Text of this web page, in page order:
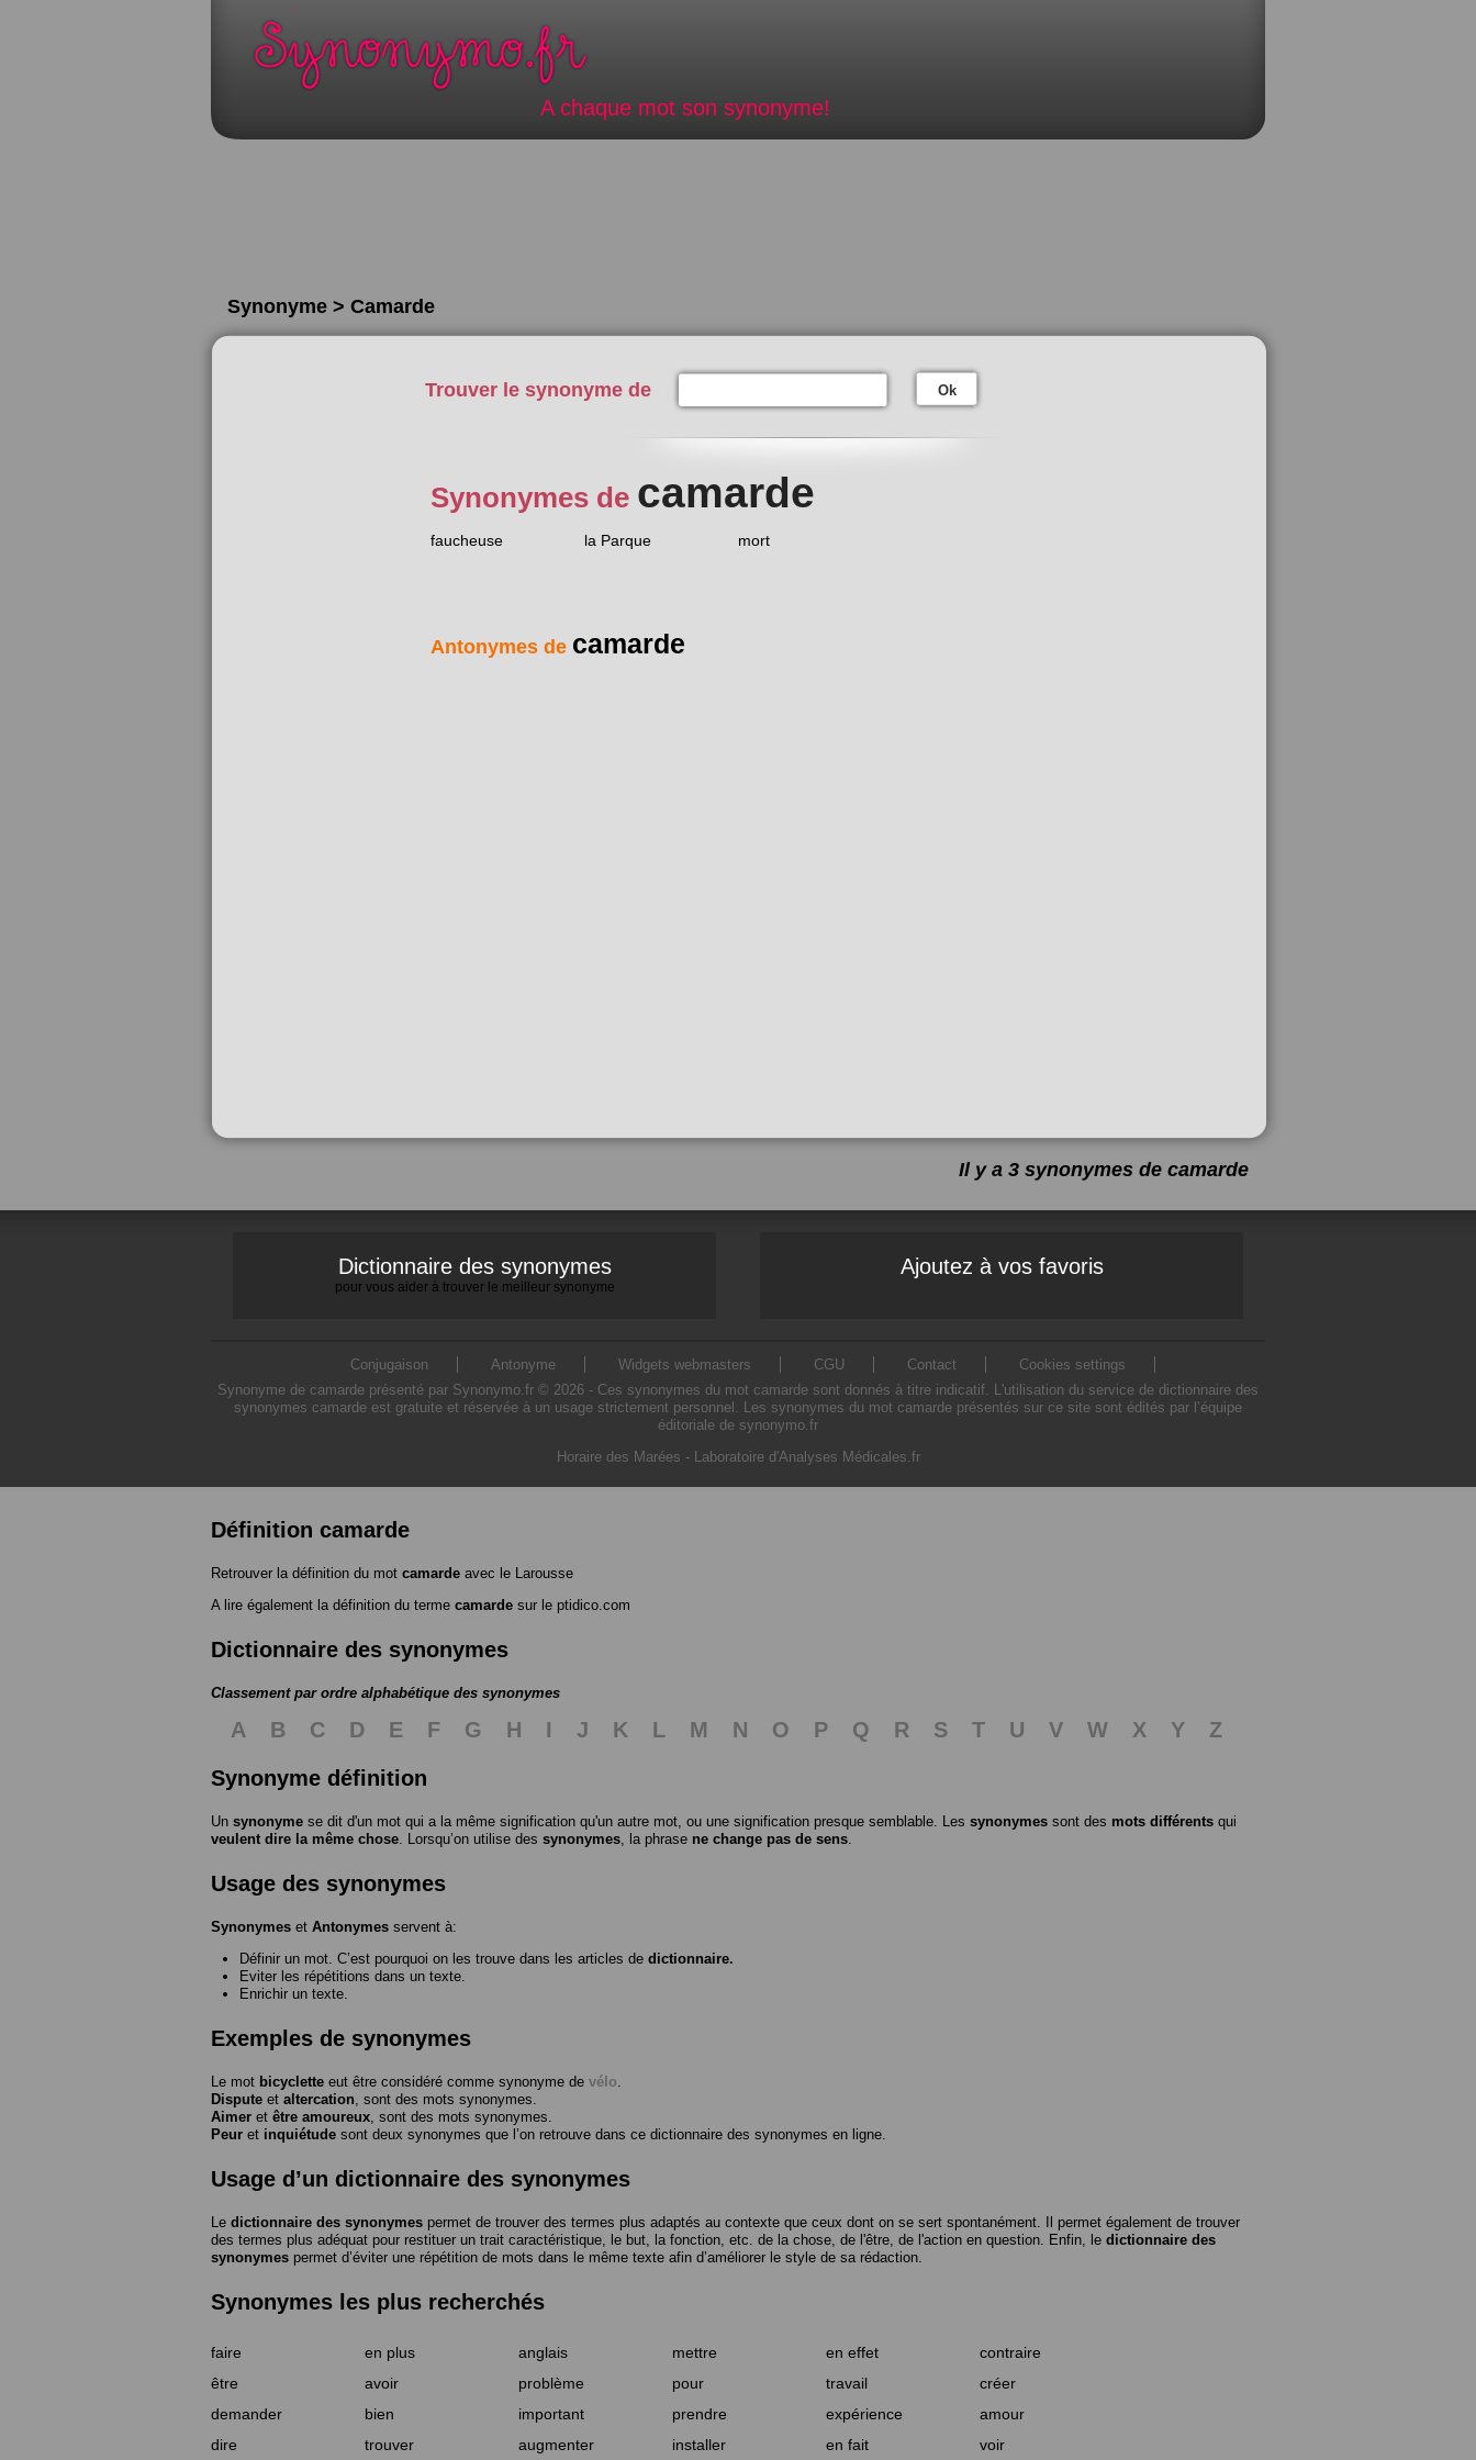
A chaque mot son synonyme!
Synonyme > Camarde
Trouver le synonyme de Ok
Synonymes de camarde
faucheuse la Parque mort
Antonymes de camarde
Il y a 3 synonymes de camarde
Dictionnaire des synonymes
pour vous aider à trouver le meilleur synonyme
Ajoutez à vos favoris
Conjugaison Antonyme Widgets webmasters CGU Contact
Cookies settings
Synonyme de camarde présenté par Synonymo.fr © 2026 - Ces synonymes du mot camarde sont donnés à titre indicatif. L'utilisation du service de dictionnaire des
synonymes camarde est gratuite et réservée à un usage strictement personnel. Les synonymes du mot camarde présentés sur ce site sont édités par l’équipe
éditoriale de synonymo.fr
Horaire des Marées - Laboratoire d'Analyses Médicales.fr
Définition camarde
Retrouver la définition du mot camarde avec le Larousse
A lire également la définition du terme camarde sur le ptidico.com
Dictionnaire des synonymes
Classement par ordre alphabétique des synonymes
A B C D E F G H I J K L M N O P Q R S T U V W X Y
Z
Synonyme définition
Un synonyme se dit d'un mot qui a la même signification qu'un autre mot, ou une signification presque semblable. Les synonymes sont des mots différents qui
veulent dire la même chose . Lorsqu’on utilise des synonymes , la phrase ne change pas de sens
Usage des synonymes
Synonymes et Antonymes servent à:
Définir un mot. C’est pourquoi on les trouve dans les articles de dictionnaire.
Eviter les répétitions dans un texte.
Enrichir un texte.
Exemples de synonymes
Le mot bicyclette eut être considéré comme synonyme de vélo
Dispute et altercation , sont des mots synonymes.
Aimer et être amoureux , sont des mots synonymes.
Peur et inquiétude sont deux synonymes que l’on retrouve dans ce dictionnaire des synonymes en ligne.
Usage d’un dictionnaire des synonymes
Le dictionnaire des synonymes permet de trouver des termes plus adaptés au contexte que ceux dont on se sert spontanément. Il permet également de trouver
des termes plus adéquat pour restituer un trait caractéristique, le but, la fonction, etc. de la chose, de l'être, de l'action en question. Enfin, le dictionnaire des
synonymes permet d’éviter une répétition de mots dans le même texte afin d’améliorer le style de sa rédaction.
Synonymes les plus recherchés
faire en plus anglais mettre en effet
contraire
être
avoir problème pour travail
créer
demander
bien important prendre expérience
amour
dire
trouver augmenter installer en fait voir